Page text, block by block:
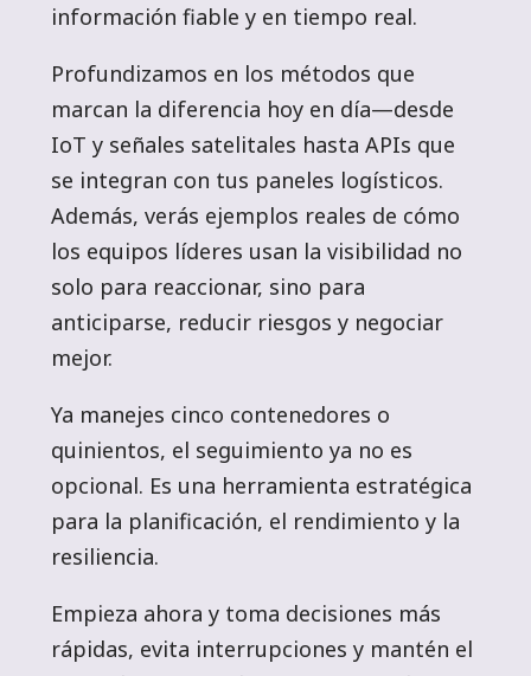
información fiable y en tiempo real.
Profundizamos en los métodos que
marcan la diferencia hoy en día—desde
IoT y señales satelitales hasta APIs que
se integran con tus paneles logísticos.
Además, verás ejemplos reales de cómo
los equipos líderes usan la visibilidad no
solo para reaccionar, sino para
anticiparse, reducir riesgos y negociar
mejor.
Ya manejes cinco contenedores o
quinientos, el seguimiento ya no es
opcional. Es una herramienta estratégica
para la planificación, el rendimiento y la
resiliencia.
Empieza ahora y toma decisiones más
rápidas, evita interrupciones y mantén el